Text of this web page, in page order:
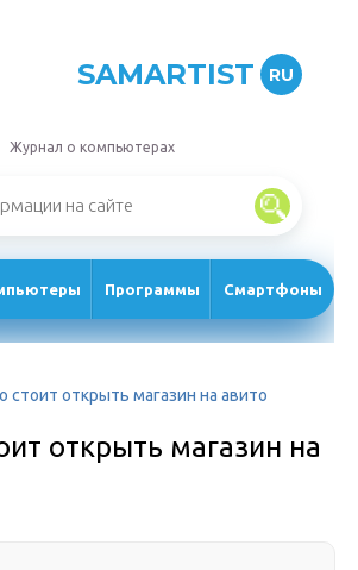
SAMARTIST RU
Журнал о компьютерах
Программы Смартфоны
стоит открыть магазин на авито
открыть магазин на